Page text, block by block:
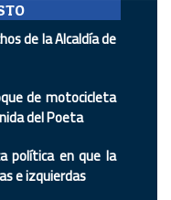
de la Alcaldía de
de motocicleta
del Poeta
política en que la
e izquierdas